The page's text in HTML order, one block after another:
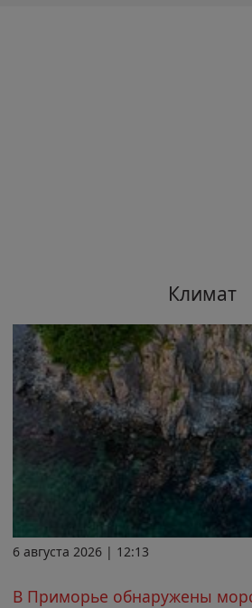
Климат
6 августа 2026 | 12:13
В Приморье обнаружены